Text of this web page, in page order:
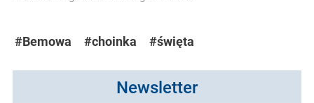
#Bemowa #choinka #święta
Newsletter